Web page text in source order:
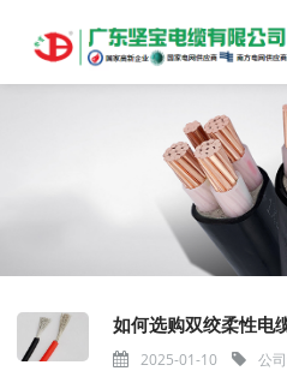
如何选购双绞柔性电
2025-01-10 公